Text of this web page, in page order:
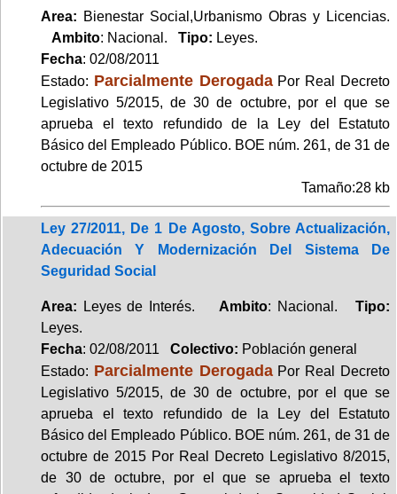
Area: Bienestar Social,Urbanismo Obras y Licencias.
Ambito: Nacional. Tipo: Leyes.
Fecha: 02/08/2011
Estado: Parcialmente DerogadaPor Real Decreto
Legislativo 5/2015, de 30 de octubre, por el que se
aprueba el texto refundido de la Ley del Estatuto
Básico del Empleado Público. BOE núm. 261, de 31 de
octubre de 2015
Tamaño:28 kb
Ley 27/2011, De 1 De Agosto, Sobre Actualización,
Adecuación Y Modernización Del Sistema De
Seguridad Social
Area: Leyes de Interés. Ambito: Nacional.Tipo:
Leyes.
Fecha: 02/08/2011 Colectivo: Población general
Estado: Parcialmente DerogadaPor Real Decreto
Legislativo 5/2015, de 30 de octubre, por el que se
aprueba el texto refundido de la Ley del Estatuto
Básico del Empleado Público. BOE núm. 261, de 31 de
octubre de 2015 Por Real Decreto Legislativo 8/2015,
de 30 de octubre, por el que se aprueba el texto